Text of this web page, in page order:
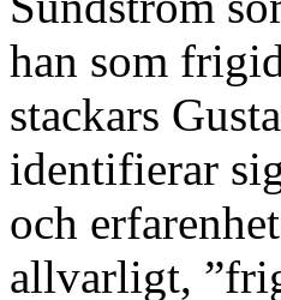
han som
stackars
identifierar
och
allvarligt,